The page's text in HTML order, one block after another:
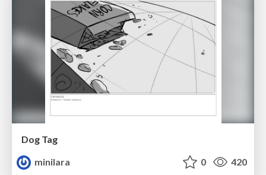
Dog Tag
minilara
0 420